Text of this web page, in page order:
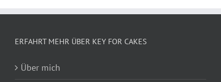
ERFAHRT MEHR ÜBER KEY FOR CAKES
Über mich